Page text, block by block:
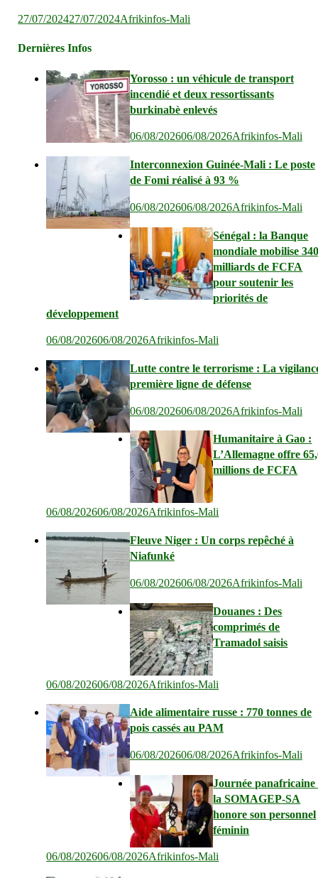
27/07/202427/07/2024Afrikinfos-Mali
Dernières Infos
Yorosso : un véhicule de transport
incendié et deux ressortissants
burkinabè enlevés
06/08/202606/08/2026Afrikinfos-Mali
Interconnexion Guinée-Mali : Le poste
de Fomi réalisé à 93 %
06/08/202606/08/2026Afrikinfos-Mali
Sénégal : la Banque
mondiale mobilise
milliards de FCFA
pour soutenir les
priorités de
développement
06/08/202606/08/2026Afrikinfos-Mali
Lutte contre le terrorisme : La
première ligne de défense
06/08/202606/08/2026Afrikinfos-Mali
Humanitaire à Gao :
L’Allemagne offre
millions de FCFA
06/08/202606/08/2026Afrikinfos-Mali
Fleuve Niger : Un corps repêché à
Niafunké
06/08/202606/08/2026Afrikinfos-Mali
Douanes : Des
comprimés de
Tramadol saisis
06/08/202606/08/2026Afrikinfos-Mali
Aide alimentaire russe : 770 tonnes de
pois cassés au PAM
06/08/202606/08/2026Afrikinfos-Mali
Journée panafricaine
la SOMAGEP-SA
honore son personnel
féminin
06/08/202606/08/2026Afrikinfos-Mali